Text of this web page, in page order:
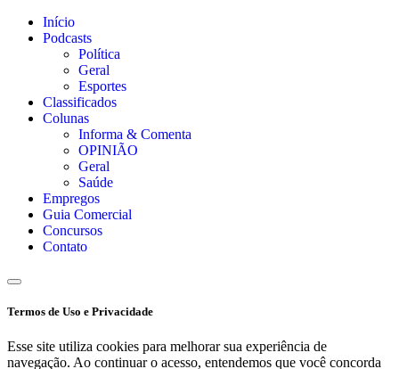
Início
Podcasts
Política
Geral
Esportes
Classificados
Colunas
Informa & Comenta
OPINIÃO
Geral
Saúde
Empregos
Guia Comercial
Concursos
Contato
Termos de Uso e Privacidade
Esse site utiliza cookies para melhorar sua experiência de
navegação. Ao continuar o acesso, entendemos que você concorda